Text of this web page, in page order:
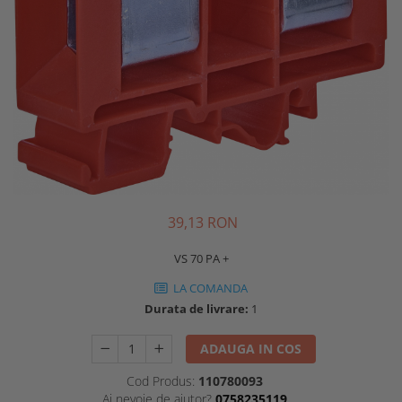
39,13 RON
VS 70 PA +
LA COMANDA
Durata de livrare: 1
ADAUGA IN COS
Cod Produs: 110780093